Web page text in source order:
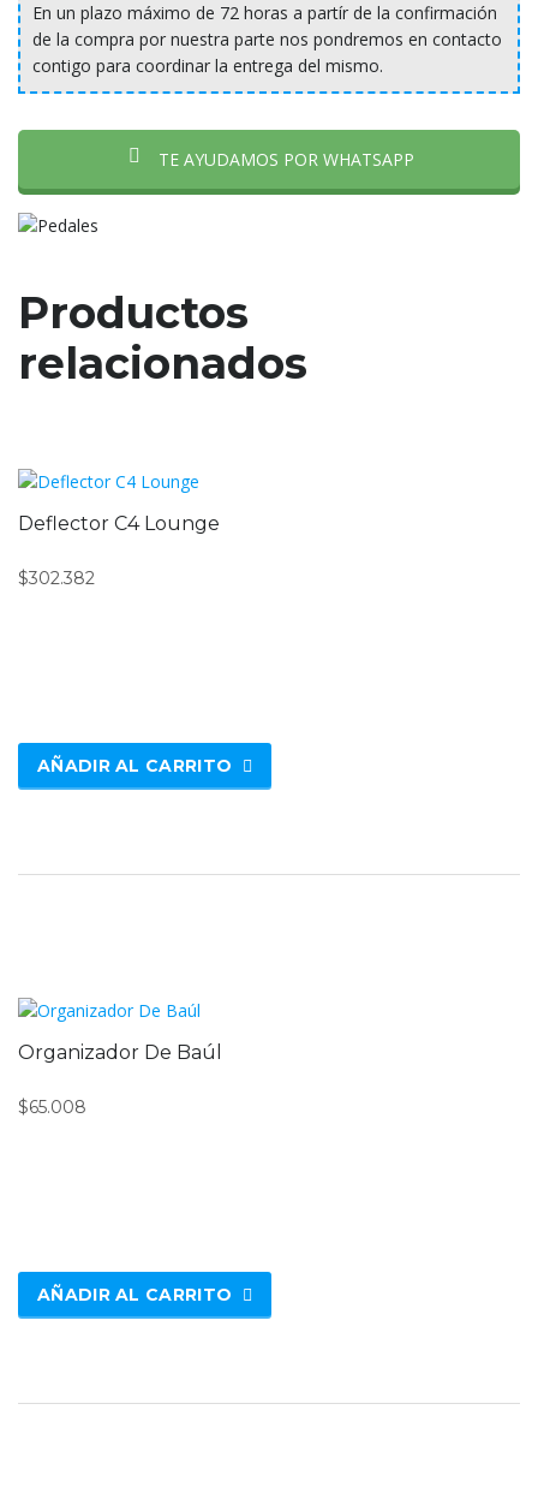
En un plazo máximo de 72 horas a partír de la confirmación
de la compra por nuestra parte nos pondremos en contacto
contigo para coordinar la entrega del mismo.
TE AYUDAMOS POR WHATSAPP
Productos
relacionados
Deflector C4 Lounge
$302.382
AÑADIR AL CARRITO
Organizador De Baúl
$65.008
AÑADIR AL CARRITO